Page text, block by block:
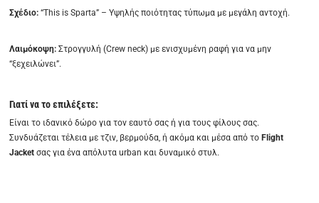
Σχέδιο: “This is Sparta” – Υψηλής ποιότητας τύπωμα με μεγάλη αντοχή.
Λαιμόκοψη: Στρογγυλή (Crew neck) με ενισχυμένη ραφή για να μην
“ξεχειλώνει”.
Γιατί να το επιλέξετε:
Είναι το ιδανικό δώρο για τον εαυτό σας ή για τους φίλους σας.
Συνδυάζεται τέλεια με τζιν, βερμούδα, ή ακόμα και μέσα από το Flight
Jacket σας για ένα απόλυτα urban και δυναμικό στυλ.